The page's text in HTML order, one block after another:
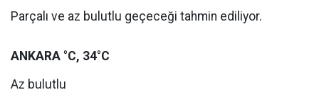
Parçalı ve az bulutlu geçeceği tahmin ediliyor.
ANKARA °C, 34°C
Az bulutlu